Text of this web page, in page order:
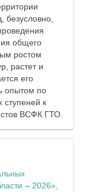
безусловно,
общего
ростом
растет и
его
опытом по
ступеней к
ВСФК ГТО.
– 2026»,